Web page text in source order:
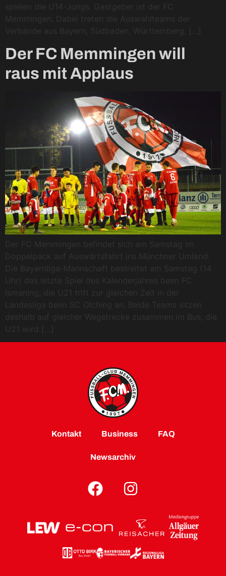
spielen die U14-Jungs. Gastgeber ist der FC
Memmingen. Dabei treten die Auswahlteams der
Verbände aus Bayern, Südbaden, Württemberg, […]
Der FC Memmingen will
raus mit Applaus
Der FC Memmingen befindet sich am Samstag im
Doppelpack auf Auswärtsfahrt ins Münchner Umland.
Die Bayernliga-Mannschaft bestreitet am Samstag (14
Uhr) das letzte Spiel des Kalenderjahres beim FC
Ismaning, die U21 tritt zur gleichen Zeit in der
Landesliga beim SC Olching an. Beide Teams sitzen
deshalb auf gleicher Wegstrecke zusammen im Bus, die
U21 wird […]
Kontakt Business FAQ
Newsarchiv